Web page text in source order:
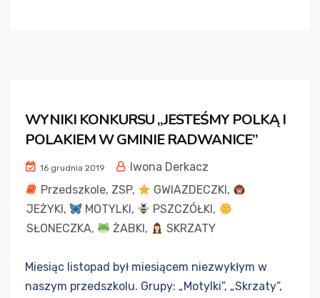
WYNIKI KONKURSU „JESTEŚMY POLKĄ I
POLAKIEM W GMINIE RADWANICE”
16 grudnia 2019
Iwona Derkacz
Przedszkole, ZSP, GWIAZDECZKI,
JEŻYKI, MOTYLKI, PSZCZÓŁKI,
SŁONECZKA, ŻABKI, SKRZATY
Miesiąc listopad był miesiącem niezwykłym w
naszym przedszkolu. Grupy: „Motylki”, „Skrzaty”,